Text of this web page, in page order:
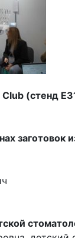
(стенд
заготовок